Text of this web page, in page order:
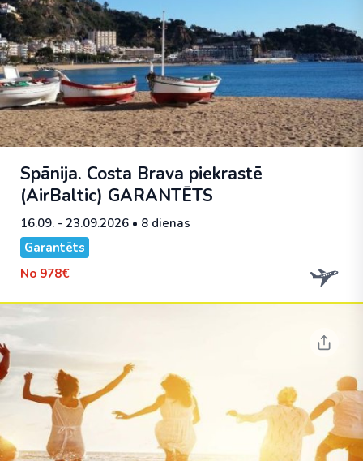
Spānija. Costa Brava piekrastē
(AirBaltic) GARANTĒTS
16.09. - 23.09.2026 • 8 dienas
Garantēts
No 978€